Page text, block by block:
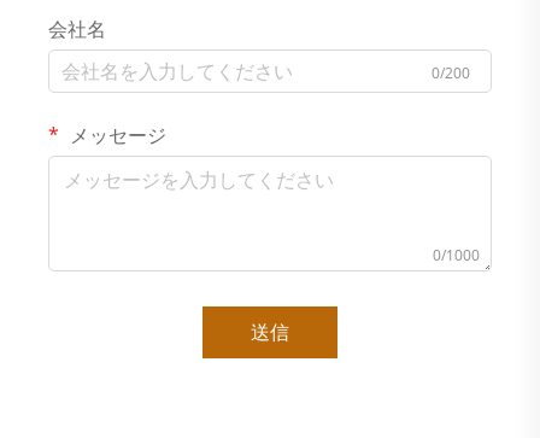
会社名
0/200
メッセージ
0/1000
送信